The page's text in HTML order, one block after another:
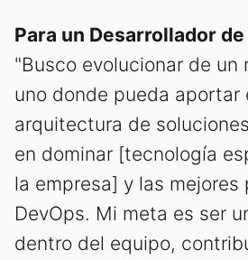
Para un Desarrollador
"Busco evolucionar de un
uno donde pueda aportar
arquitectura de
en dominar [tecnología
la empresa] y las
DevOps. Mi meta es ser
dentro del equipo,